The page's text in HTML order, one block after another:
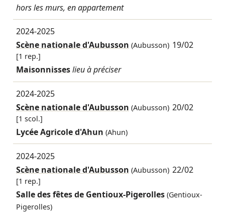
hors les murs, en appartement
2024-2025
Scène nationale d'Aubusson (Aubusson) 19/02
[1 rep.]
Maisonnisseslieu à préciser
2024-2025
Scène nationale d'Aubusson (Aubusson) 20/02
[1 scol.]
Lycée Agricole d'Ahun (Ahun)
2024-2025
Scène nationale d'Aubusson (Aubusson) 22/02
[1 rep.]
Salle des fêtes de Gentioux-Pigerolles (Gentioux-
Pigerolles)